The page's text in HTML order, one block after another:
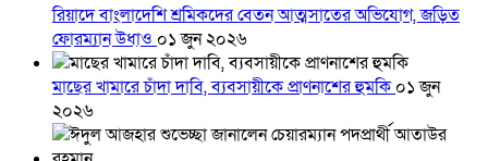
রিয়াদে বাংলাদেশি শ্রমিকদের বেতন আত্মসাতের অভিযোগ, জড়িত
ফোরম্যান উধাও ০১ জুন ২০২৬
মাছের খামারে চাঁদা দাবি, ব্যবসায়ীকে প্রাণনাশের হুমকি ০১ জুন
২০২৬